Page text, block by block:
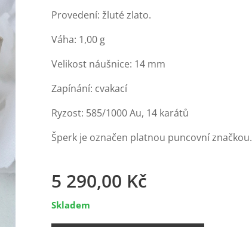
Provedení: žluté zlato.
Váha: 1,00 g
Velikost náušnice: 14 mm
Zapínání: cvakací
Ryzost: 585/1000 Au, 14 karátů
Šperk je označen platnou puncovní značkou.
5 290,00 Kč
Skladem